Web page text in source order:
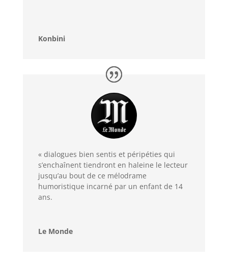
Konbini
« dialogues bien sentis et péripéties qui
s’enchaînent tiendront en haleine le lecteur
jusqu’au bout de ce mélodrame
humoristique incarné par un enfant de 14
ans.
Le Monde